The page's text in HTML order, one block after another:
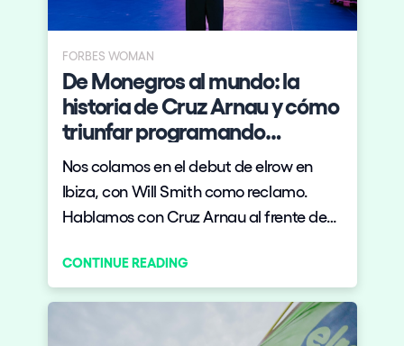
Who we are
Do you want to work with us?
elrow News
Follow us on tiktok
Follow us on facebook
Follow us on instagram
Follow us on twitter
Follow us on linkedin
Follow us on youtube
Privacy Policy
Legal Notice
Sustainability Policy
FORBES WOMAN
De Monegros al mundo: la
historia de Cruz Arnau y cómo
triunfar programando
festivales
Nos colamos en el debut de elrow en
Ibiza, con Will Smith como reclamo.
Hablamos con Cruz Arnau al frente de
mundo del ocio.
CONTINUE READING